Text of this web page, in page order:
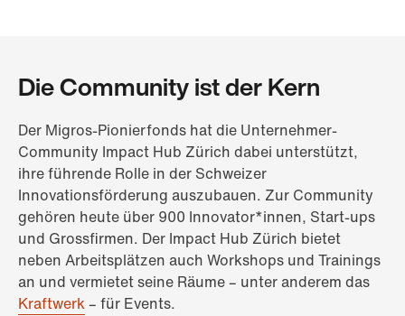
Die Community ist der Kern
Der Migros-Pionierfonds hat die Unternehmer-
Community Impact Hub Zürich dabei unterstützt,
ihre führende Rolle in der Schweizer
Innovationsförderung auszubauen. Zur Community
gehören heute über 900 Innovator*innen, Start-ups
und Grossfirmen. Der Impact Hub Zürich bietet
neben Arbeitsplätzen auch Workshops und Trainings
an und vermietet seine Räume – unter anderem das
Kraftwerk– für Events.